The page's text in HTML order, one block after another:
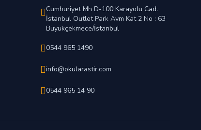
Cumhuriyet Mh D-100 Karayolu Cad.
İstanbul Outlet Park Avm Kat 2 No : 63
Büyükçekmece/İstanbul
0544 965 1490
info@okularastir.com
0544 965 14 90